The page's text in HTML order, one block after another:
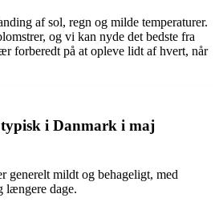
af sol, regn og milde temperaturer.
og vi kan nyde det bedste fra
forberedt på at opleve lidt af hvert, når
i Danmark i maj
generelt mildt og behageligt, med
længere dage.